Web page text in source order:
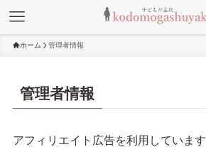
ホーム 管理者情報
管理者情報
アフィリエイト広告を利用しています